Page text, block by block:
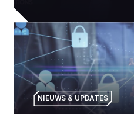
Is uw wagenpark een
NIEUWS & UPDATES